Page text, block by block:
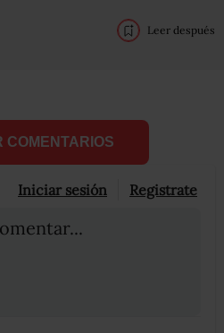
Leer después
COMENTARIOS
Iniciar sesión Registrate